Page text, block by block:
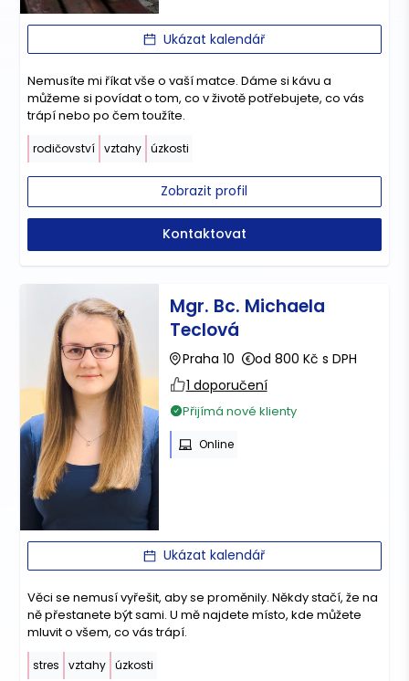
Ukázat kalendář
Nemusíte mi říkat vše o vaší matce. Dáme si kávu a
můžeme si povídat o tom, co v životě potřebujete, co vás
trápí nebo po čem toužíte.
rodičovství vztahy úzkosti
Zobrazit profil
Kontaktovat
Mgr. Bc. Michaela
Teclová
Praha 10
od 800 Kč s DPH
1 doporučení
Přijímá nové klienty
Online
Ukázat kalendář
Věci se nemusí vyřešit, aby se proměnily. Někdy stačí, že na
ně přestanete být sami. U mě najdete místo, kde můžete
mluvit o všem, co vás trápí.
stres vztahy úzkosti